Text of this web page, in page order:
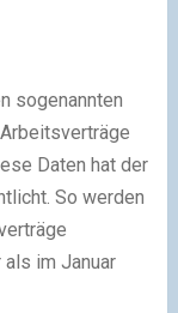
sogenannten
Daten hat der
So werden
im Januar